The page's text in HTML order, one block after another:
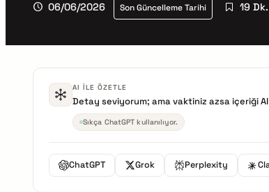
06/06/2026 Son Güncelleme Tarihi 19
AI ILE ÖZETLE
Detay seviyorum; ama vaktiniz azsa içeriği
Sıkça ChatGPT kullanılıyor.
ChatGPT Grok Perplexity